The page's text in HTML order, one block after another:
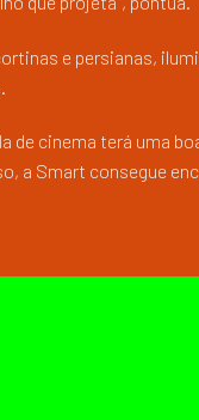
e persianas,
de cinema terá uma
a Smart consegue